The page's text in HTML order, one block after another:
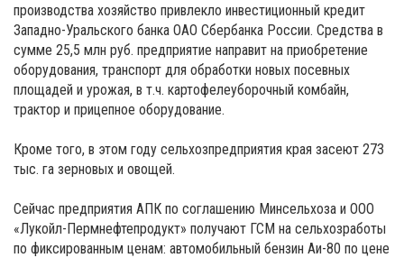
производства хозяйство привлекло инвестиционный кредит
Западно-Уральского банка ОАО Сбербанка России. Средства в
сумме 25,5 млн руб. предприятие направит на приобретение
оборудования, транспорт для обработки новых посевных
площадей и урожая, в т.ч. картофелеуборочный комбайн,
трактор и прицепное оборудование.
Кроме того, в этом году сельхозпредприятия края засеют 273
тыс. га зерновых и овощей.
Сейчас предприятия АПК по соглашению Минсельхоза и ООО
«Лукойл-Пермнефтепродукт» получают ГСМ на сельхозработы
по фиксированным ценам: автомобильный бензин Аи-80 по цене